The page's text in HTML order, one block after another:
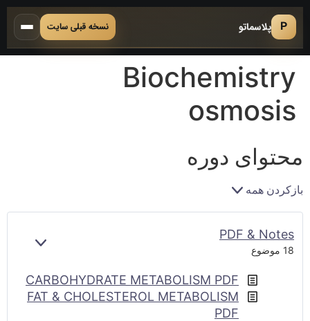
P پلاسماتو نسخه قبلی سایت
Biochemistry
osmosis
محتوای دوره
بازکردن همه
PDF & Notes
18 موضوع
CARBOHYDRATE METABOLISM PDF
FAT & CHOLESTEROL METABOLISM
PDF